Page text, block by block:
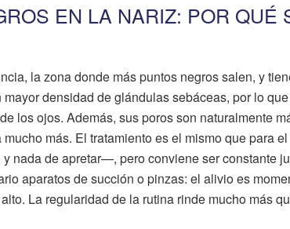
EN LA NARIZ: POR QUÉ
la zona donde más puntos negros salen, y
mayor densidad de glándulas sebáceas, por lo
los ojos. Además, sus poros son naturalmente
más. El tratamiento es el mismo que para
nada de apretar—, pero conviene ser constante
aparatos de succión o pinzas: el alivio es
La regularidad de la rutina rinde mucho más